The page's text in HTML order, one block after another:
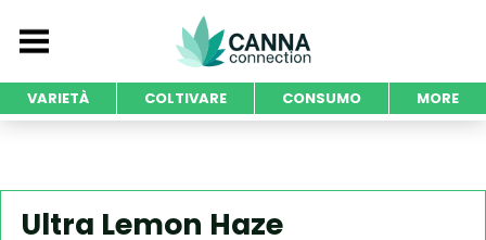
VARIETÀ COLTIVARE CONSUMO MORE
Ultra Lemon Haze